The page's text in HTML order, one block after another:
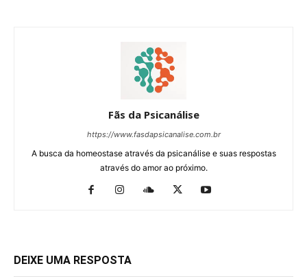
Fãs da Psicanálise
https://www.fasdapsicanalise.com.br
A busca da homeostase através da psicanálise e suas respostas
através do amor ao próximo.
DEIXE UMA RESPOSTA